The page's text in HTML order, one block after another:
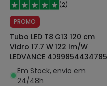
(2)
PROMO
Tubo LED T8 G13 120 cm
Vidro 17.7 W 122 lm/W
LEDVANCE 4099854434785
Em Stock, envio em
24/48h